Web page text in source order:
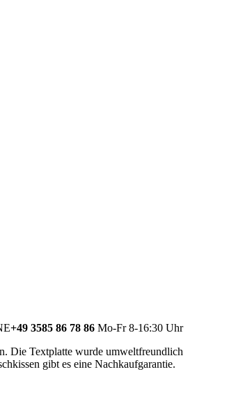
+49 3585 86 78 86 Mo-Fr 8-16:30 Uhr
Die Textplatte wurde umweltfreundlich
gibt es eine Nachkaufgarantie.